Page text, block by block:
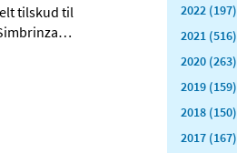
tilskud til
…
2022 (197)
2021 (516)
2020 (263)
2019 (159)
2018 (150)
2017 (167)